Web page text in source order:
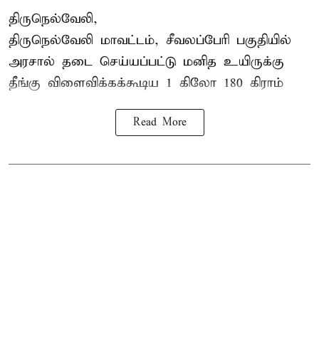
திருநெல்வேலி,
திருநெல்வேலி மாவட்டம், சீவலப்பேரி பகுதியில்
அரசால் தடை செய்யப்பட்டு மனித உயிருக்கு
தீங்கு விளைவிக்கக்கூடிய 1 கிலோ 180 கிராம்
Read More